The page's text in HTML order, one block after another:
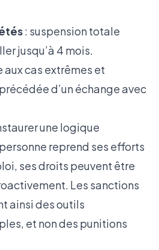
: suspension totale
jusqu’à 4 mois.
aux cas extrêmes et
d’un échange avec
une logique
reprend ses efforts
ses droits peuvent être
Les sanctions
ainsi des outils
et non des punitions